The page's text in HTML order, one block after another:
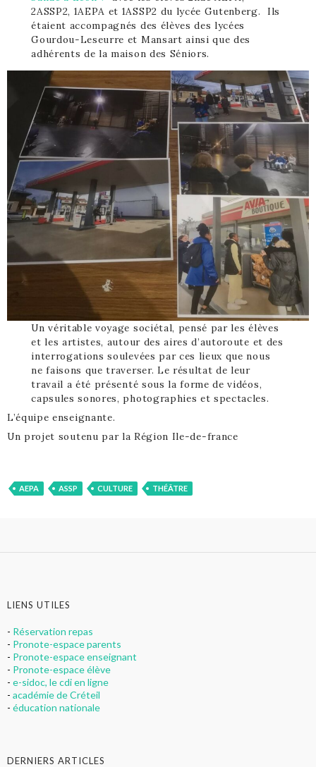
2ASSP2, 1AEPA et 1ASSP2 du lycée Gutenberg. Ils
étaient accompagnés des élèves des lycées
Gourdou-Leseurre et Mansart ainsi que des
adhérents de la maison des Séniors.
Un véritable voyage sociétal, pensé par les élèves
et les artistes, autour des aires d’autoroute et des
interrogations soulevées par ces lieux que nous
ne faisons que traverser. Le résultat de leur
travail a été présenté sous la forme de vidéos,
capsules sonores, photographies et spectacles.
L’équipe enseignante.
Un projet soutenu par la Région Ile-de-france
AEPA ASSP CULTURE THÉÂTRE
LIENS UTILES
- Réservation repas
- Pronote-espace parents
- Pronote-espace enseignant
- Pronote-espace élève
- e-sidoc, le cdi en ligne
- académie de Créteil
- éducation nationale
DERNIERS ARTICLES